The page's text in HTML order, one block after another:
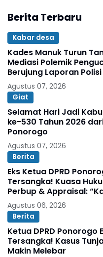
Berita Terbaru
Kabar desa
Kades Manuk Turun
Mediasi Polemik
Berujung Laporan Polisi
Agustus 07, 2026
Giat
Selamat Hari Jadi
ke-530 Tahun 2026 dari
Ponorogo
Agustus 07, 2026
Berita
Eks Ketua DPRD
Tersangka! Kuasa
Perbup & Appraisal:
Prosesnya”
Agustus 06, 2026
Berita
Ketua DPRD Ponorogo
Tersangka! Kasus
Makin Melebar